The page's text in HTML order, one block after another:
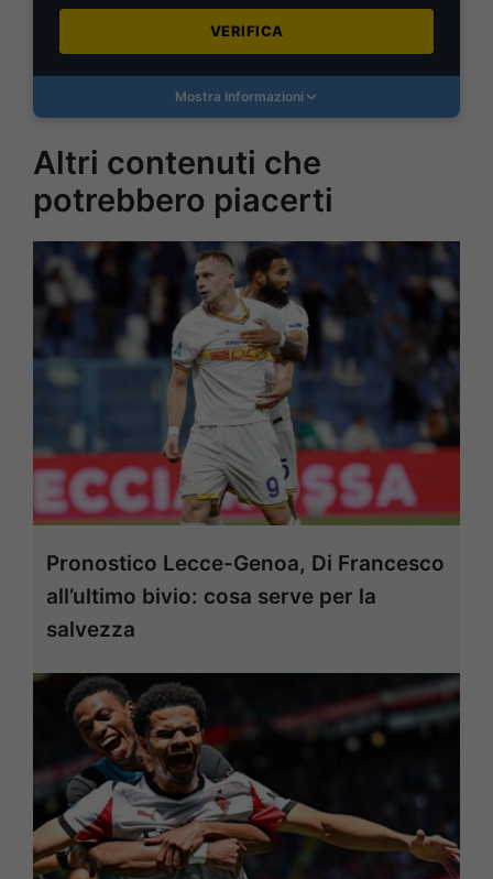
VERIFICA
Mostra Informazioni
Altri contenuti che
potrebbero piacerti
Pronostico Lecce-Genoa, Di Francesco
all’ultimo bivio: cosa serve per la
salvezza